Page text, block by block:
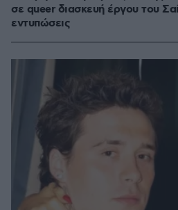
σε queer διασκευή έργου του
εντυπώσεις